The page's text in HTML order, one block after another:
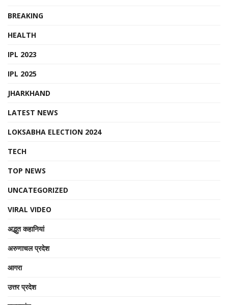
BREAKING
HEALTH
IPL 2023
IPL 2025
JHARKHAND
LATEST NEWS
LOKSABHA ELECTION 2024
TECH
TOP NEWS
UNCATEGORIZED
VIRAL VIDEO
अद्भुत कहानियां
अरुणाचल प्रदेश
आगरा
उत्तर प्रदेश